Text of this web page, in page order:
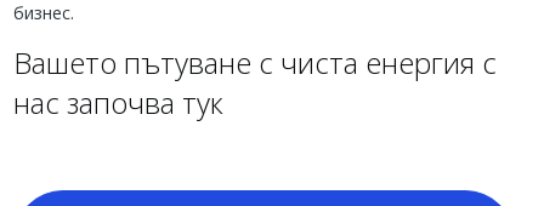
бизнес.
Вашето пътуване с чиста енергия с
нас започва тук